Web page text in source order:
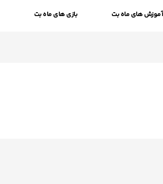
آموزش های ماه بت بازی های ماه بت